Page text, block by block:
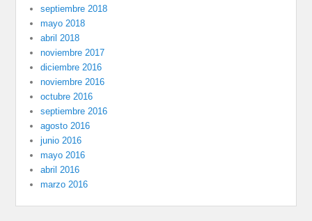
septiembre 2018
mayo 2018
abril 2018
noviembre 2017
diciembre 2016
noviembre 2016
octubre 2016
septiembre 2016
agosto 2016
junio 2016
mayo 2016
abril 2016
marzo 2016